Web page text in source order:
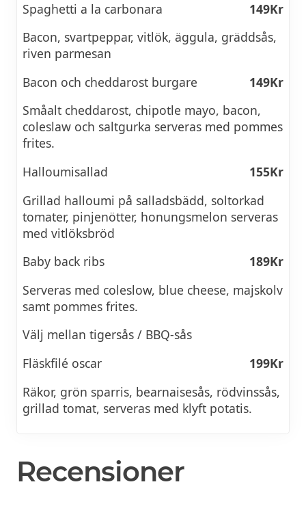
Spaghetti a la carbonara
149Kr
Bacon, svartpeppar, vitlök, äggula, gräddsås,
riven parmesan
Bacon och cheddarost burgare
149Kr
Småalt cheddarost, chipotle mayo, bacon,
coleslaw och saltgurka serveras med pommes
frites.
Halloumisallad
155Kr
Grillad halloumi på salladsbädd, soltorkad
tomater, pinjenötter, honungsmelon serveras
med vitlöksbröd
Baby back ribs
189Kr
Serveras med coleslow, blue cheese, majskolv
samt pommes frites.
Välj mellan tigersås / BBQ-sås
Fläskfilé oscar
199Kr
Räkor, grön sparris, bearnaisesås, rödvinssås,
grillad tomat, serveras med klyft potatis.
Recensioner